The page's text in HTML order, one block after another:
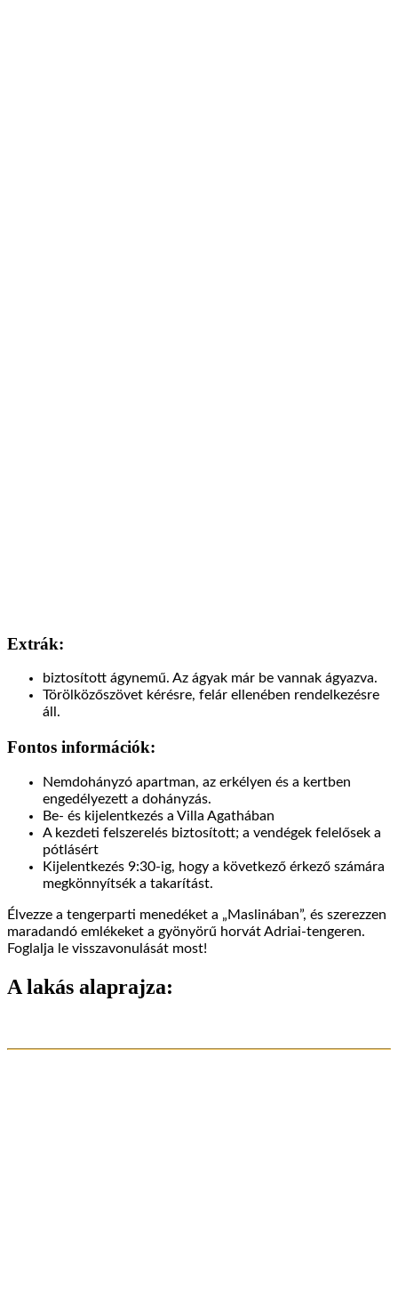
Extrák:
biztosított ágynemű. Az ágyak már be vannak ágyazva.
Törölközőszövet kérésre, felár ellenében rendelkezésre
áll.
Fontos információk:
Nemdohányzó apartman, az erkélyen és a kertben
engedélyezett a dohányzás.
Be- és kijelentkezés a Villa Agathában
A kezdeti felszerelés biztosított; a vendégek felelősek a
pótlásért
Kijelentkezés 9:30-ig, hogy a következő érkező számára
megkönnyítsék a takarítást.
Élvezze a tengerparti menedéket a „Maslinában”, és szerezzen
maradandó emlékeket a gyönyörű horvát Adriai-tengeren.
Foglalja le visszavonulását most!
A lakás alaprajza: